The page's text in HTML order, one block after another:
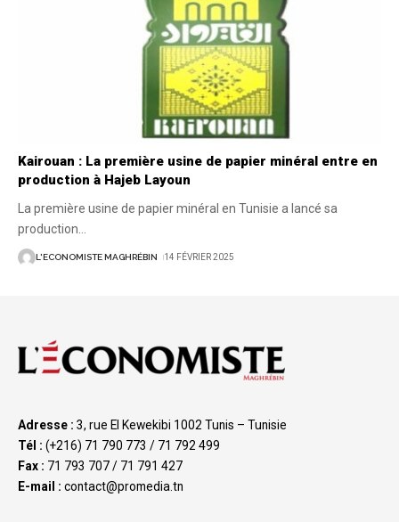
Kairouan : La première usine de papier minéral entre en
production à Hajeb Layoun
La première usine de papier minéral en Tunisie a lancé sa
production
L'ECONOMISTE MAGHRÉBIN 14 FÉVRIER 2025
Adresse : 3, rue El Kewekibi 1002 Tunis – Tunisie
Tél : (+216) 71 790 773 / 71 792 499
Fax : 71 793 707 / 71 791 427
E-mail : contact@promedia.tn